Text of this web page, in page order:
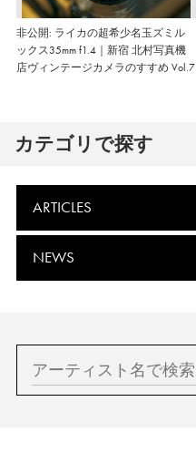
非公開: ライカの超希少名玉ズミル
ックス35mm f1.4｜新宿 北村写真機
店ヴィンテージカメラのすすめ Vol.7
カテゴリで探す
ARTICLES
NEWS